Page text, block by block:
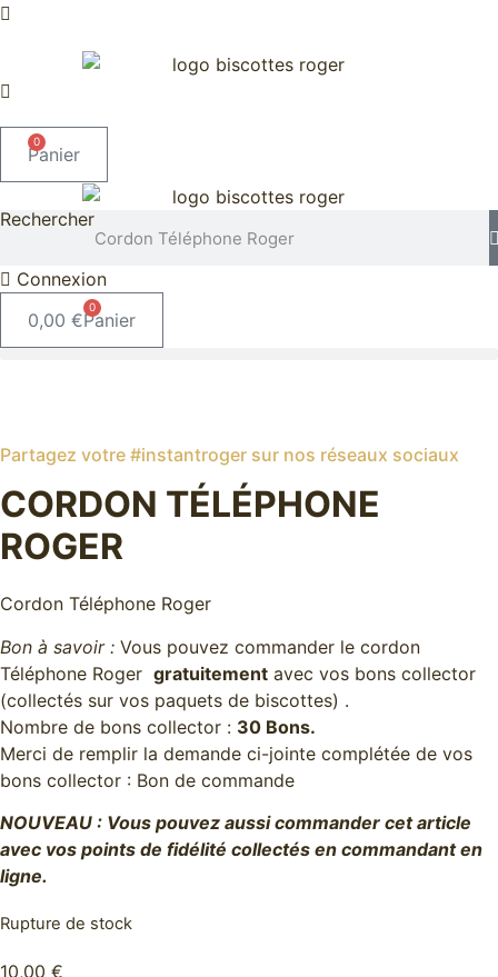
Aller
0
Panier
Rechercher
Connexion
0,00 €
0
Panier
Partagez votre #instantroger sur nos réseaux sociaux
CORDON TÉLÉPHONE
ROGER
Cordon Téléphone Roger
Bon à savoir : Vous pouvez commander le cordon
Téléphone Roger gratuitement avec vos bons collector
(collectés sur vos paquets de biscottes) .
Nombre de bons collector : 30 Bons.
Merci de remplir la demande ci-jointe complétée de vos
bons collector : Bon de commande
NOUVEAU : Vous pouvez aussi commander cet article
avec vos points de fidélité collectés en commandant en
ligne.
Rupture de stock
10,00 €